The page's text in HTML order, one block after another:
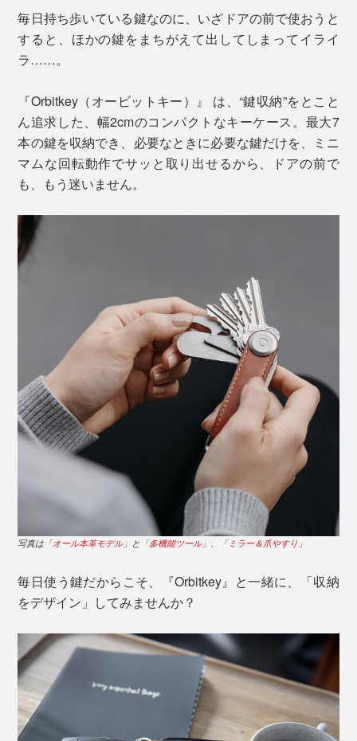
毎日持ち歩いている鍵なのに、いざドアの前で使おうと
すると、ほかの鍵をまちがえて出してしまってイライ
ラ……。
『Orbitkey（オービットキー）』 は、“鍵収納”をとこと
ん追求した、幅2cmのコンパクトなキーケース。最大7
本の鍵を収納でき、必要なときに必要な鍵だけを、ミニ
マムな回転動作でサッと取り出せるから、ドアの前で
も、もう迷いません。
写真は「オール本革モデル」と「多機能ツール」、「ミラー＆爪やすり 」
毎日使う鍵だからこそ、『Orbitkey』と一緒に、「収納
をデザイン」してみませんか？